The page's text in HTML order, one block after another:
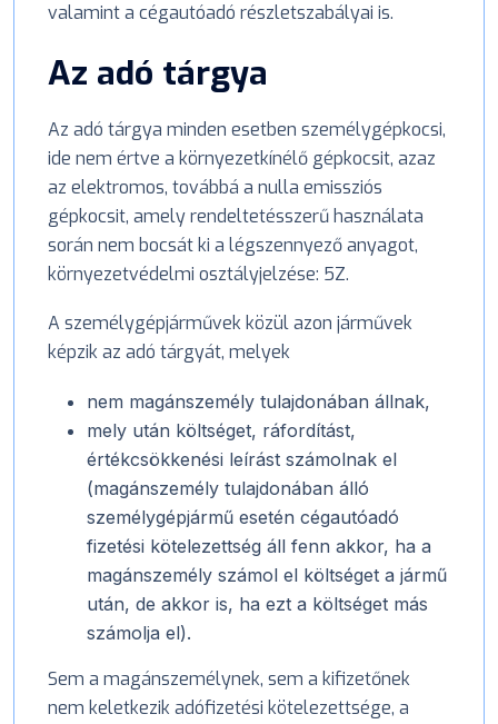
valamint a cégautóadó részletszabályai is.
Az adó tárgya
Az adó tárgya minden esetben személygépkocsi,
ide nem értve a környezetkínélő gépkocsit, azaz
az elektromos, továbbá a nulla emissziós
gépkocsit, amely rendeltetésszerű használata
során nem bocsát ki a légszennyező anyagot,
környezetvédelmi osztályjelzése: 5Z.
A személygépjárművek közül azon járművek
képzik az adó tárgyát, melyek
nem magánszemély tulajdonában állnak,
mely után költséget, ráfordítást,
értékcsökkenési leírást számolnak el
(magánszemély tulajdonában álló
személygépjármű esetén cégautóadó
fizetési kötelezettség áll fenn akkor, ha a
magánszemély számol el költséget a jármű
után, de akkor is, ha ezt a költséget más
számolja el).
Sem a magánszemélynek, sem a kifizetőnek
nem keletkezik adófizetési kötelezettsége, a